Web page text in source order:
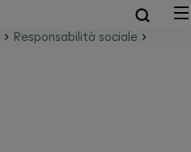
Responsabilità sociale